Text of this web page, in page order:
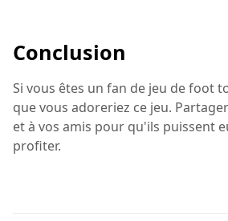
Conclusion
Si vous êtes un fan de jeu de foot
que vous adoreriez ce jeu.
et à vos amis pour qu'ils puissent
profiter.